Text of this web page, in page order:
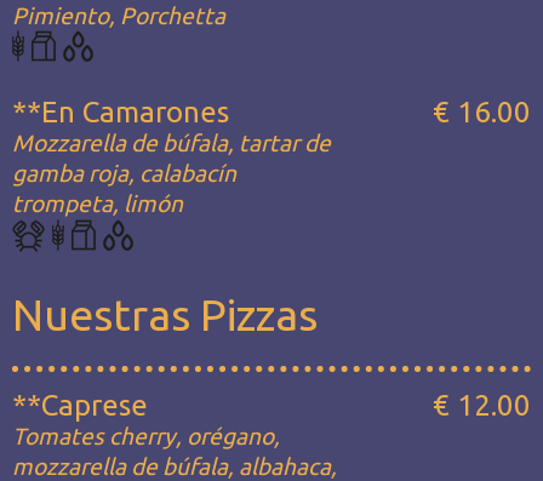
Pimiento, Porchetta
**En Camarones
Mozzarella de búfala, tartar de
gamba roja, calabacín
trompeta, limón
€ 16.00
Nuestras Pizzas
**Caprese
Tomates cherry, orégano,
mozzarella de búfala, albahaca,
€ 12.00